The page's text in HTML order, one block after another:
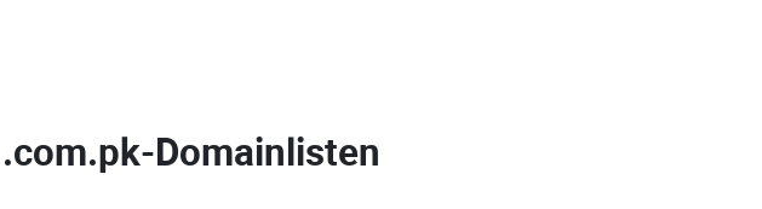
.com.pk-Domainlisten